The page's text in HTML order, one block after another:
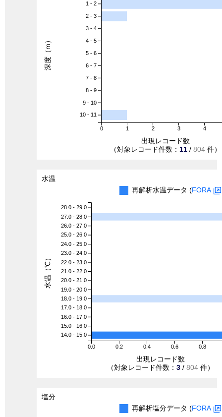
0 1 2 3 4
1 - 2
2 - 3
3 - 4
4 - 5
5 - 6
6 - 7
7 - 8
8 - 9
9 - 10
10 - 11
出現レコード数
（対象レコード件数： 11 / 804 件）
深度（m）
水温
再解析水温データ (FORA
0.0 0.2 0.4 0.6 0.8
28.0 - 29.0
27.0 - 28.0
26.0 - 27.0
25.0 - 26.0
24.0 - 25.0
23.0 - 24.0
22.0 - 23.0
21.0 - 22.0
20.0 - 21.0
19.0 - 20.0
18.0 - 19.0
17.0 - 18.0
16.0 - 17.0
15.0 - 16.0
14.0 - 15.0
出現レコード数
（対象レコード件数： 3 / 804 件）
水温（℃）
塩分
再解析塩分データ (FORA